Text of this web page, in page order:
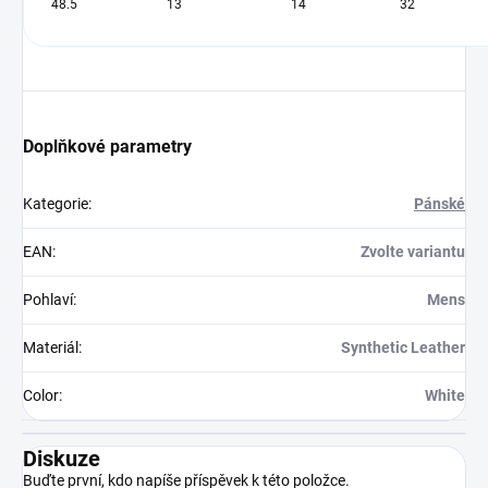
48.5 13 14 32
Doplňkové parametry
Kategorie: Pánské
EAN: Zvolte variantu
Pohlaví: Mens
Materiál : Synthetic Leather
Color: White
Diskuze
Buďte první, kdo napíše příspěvek k této položce.